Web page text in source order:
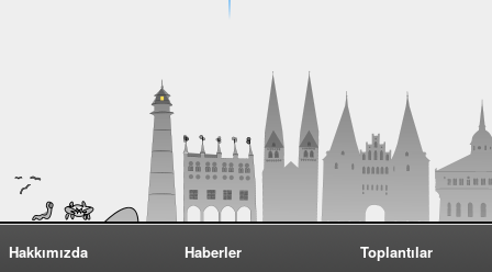
Hakkımızda
Haberler
Toplantılar